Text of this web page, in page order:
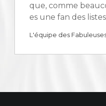
que, comme
es une fan des
L'équipe des